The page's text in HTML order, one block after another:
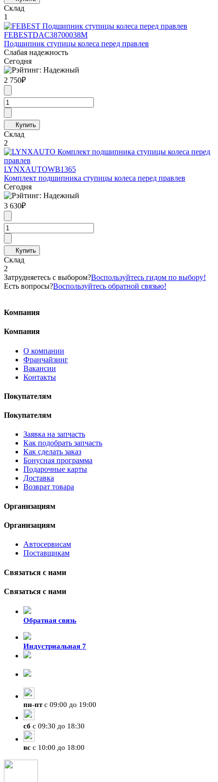
Склад
1
FEBESTDAC38700038M
Подшипник ступицы колеса перед правлев
Слабая надежность
Сегодня
2 750₽
Склад
2
LYNXAUTOWB1365
Комплект подшипника ступицы колеса перед правлев
Сегодня
3 630₽
Склад
2
Затрудняетесь с выбором?Воспользуйтесь гидом по выбору!
Есть вопросы?Воспользуйтесь обратной связью!
Компания
Компания
О компании
Франчайзинг
Вакансии
Контакты
Покупателям
Покупателям
Заявка на запчасть
Как подобрать запчасть
Как сделать заказ
Бонусная программа
Подарочные карты
Доставка
Возврат товара
Организациям
Организациям
Автосервисам
Поставщикам
Связаться с нами
Связаться с нами
Обратная связь
Индустриальная 7
пн-птс 09:00 до 19:00
сб с 09:30 до 18:30
вс с 10:00 до 18:00